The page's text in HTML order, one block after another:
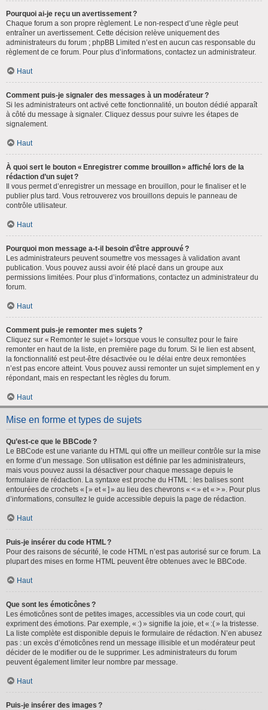
Pourquoi ai-je reçu un avertissement ?
Chaque forum a son propre règlement. Le non-respect d’une règle peut
entraîner un avertissement. Cette décision relève uniquement des
administrateurs du forum ; phpBB Limited n’est en aucun cas responsable du
règlement de ce forum. Pour plus d’informations, contactez un administrateur.
Haut
Comment puis-je signaler des messages à un modérateur ?
Si les administrateurs ont activé cette fonctionnalité, un bouton dédié apparaît
à côté du message à signaler. Cliquez dessus pour suivre les étapes de
signalement.
Haut
À quoi sert le bouton « Enregistrer comme brouillon » affiché lors de la
rédaction d’un sujet ?
Il vous permet d’enregistrer un message en brouillon, pour le finaliser et le
publier plus tard. Vous retrouverez vos brouillons depuis le panneau de
contrôle utilisateur.
Haut
Pourquoi mon message a-t-il besoin d’être approuvé ?
Les administrateurs peuvent soumettre vos messages à validation avant
publication. Vous pouvez aussi avoir été placé dans un groupe aux
permissions limitées. Pour plus d’informations, contactez un administrateur du
forum.
Haut
Comment puis-je remonter mes sujets ?
Cliquez sur « Remonter le sujet » lorsque vous le consultez pour le faire
remonter en haut de la liste, en première page du forum. Si le lien est absent,
la fonctionnalité est peut-être désactivée ou le délai entre deux remontées
n’est pas encore atteint. Vous pouvez aussi remonter un sujet simplement en y
répondant, mais en respectant les règles du forum.
Haut
Mise en forme et types de sujets
Qu’est-ce que le BBCode ?
Le BBCode est une variante du HTML qui offre un meilleur contrôle sur la mise
en forme d’un message. Son utilisation est définie par les administrateurs,
mais vous pouvez aussi la désactiver pour chaque message depuis le
formulaire de rédaction. La syntaxe est proche du HTML : les balises sont
entourées de crochets « [ » et « ] » au lieu des chevrons « < » et « > ». Pour plus
d’informations, consultez le guide accessible depuis la page de rédaction.
Haut
Puis-je insérer du code HTML ?
Pour des raisons de sécurité, le code HTML n’est pas autorisé sur ce forum. La
plupart des mises en forme HTML peuvent être obtenues avec le BBCode.
Haut
Que sont les émoticônes ?
Les émoticônes sont de petites images, accessibles via un code court, qui
expriment des émotions. Par exemple, « :) » signifie la joie, et « :( » la tristesse.
La liste complète est disponible depuis le formulaire de rédaction. N’en abusez
pas : un excès d’émoticônes rend un message illisible et un modérateur peut
décider de le modifier ou de le supprimer. Les administrateurs du forum
peuvent également limiter leur nombre par message.
Haut
Puis-je insérer des images ?